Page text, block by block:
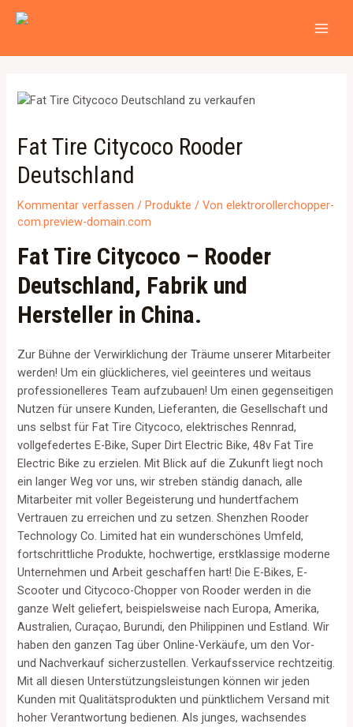
Inhalt
Fat Tire Citycoco Rooder
Deutschland
Kommentar verfassen /Produkte / Vonelektrorollerchopper-
com.preview-domain.com
Fat Tire Citycoco – Rooder
Deutschland, Fabrik und
Hersteller in China.
Zur Bühne der Verwirklichung der Träume unserer Mitarbeiter
werden! Um ein glücklicheres, viel geeinteres und weitaus
professionelleres Team aufzubauen! Um einen gegenseitigen
Nutzen für unsere Kunden, Lieferanten, die Gesellschaft und
uns selbst für Fat Tire Citycoco, elektrisches Rennrad,
vollgefedertes E-Bike, Super Dirt Electric Bike, 48v Fat Tire
Electric Bike zu erzielen. Mit Blick auf die Zukunft liegt noch
ein langer Weg vor uns, wir streben ständig danach, alle
Mitarbeiter mit voller Begeisterung und hundertfachem
Vertrauen zu erreichen und zu setzen. Shenzhen Rooder
Technology Co. Limited hat ein wunderschönes Umfeld,
fortschrittliche Produkte, hochwertige, erstklassige moderne
Unternehmen und Arbeit geschaffen hart! Die E-Bikes, E-
Scooter und Citycoco-Chopper von Rooder werden in die
ganze Welt geliefert, beispielsweise nach Europa, Amerika,
Australien, Curaçao, Burundi, den Philippinen und Estland. Wir
haben den ganzen Tag über Online-Verkäufe, um den Vor-
und Nachverkauf sicherzustellen. Verkaufsservice rechtzeitig.
Mit all diesen Unterstützungsleistungen können wir jeden
Kunden mit Qualitätsprodukten und pünktlichem Versand mit
hoher Verantwortung bedienen. Als junges, wachsendes